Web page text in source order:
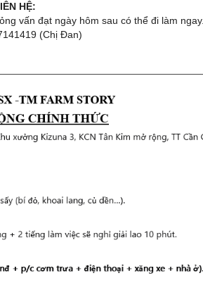
HỆ:
vấn đạt ngày hôm sau có thể đi làm ngay.
(Chị Đan)